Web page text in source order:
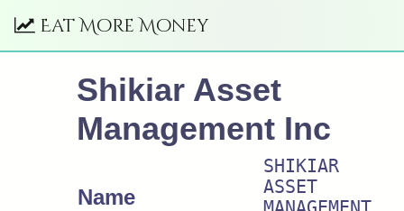
Eat More Money
Shikiar Asset
Management Inc
Name
SHIKIAR
ASSET